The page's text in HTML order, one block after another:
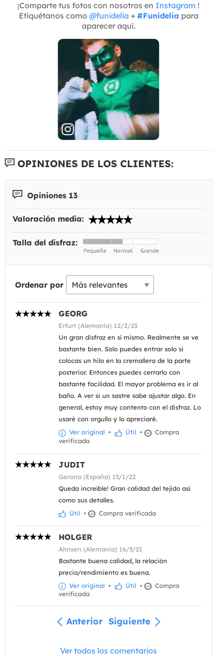
¡Comparte tus fotos con nosotros en Instagram !
Etiquétanos como @funidelia + #Funidelia para
aparecer aquí.
OPINIONES DE LOS CLIENTES:
Opiniones 13
Valoración media:
Talla del disfraz:
Ordenar por
GEORG
Erfurt (Alemania) 12/2/23
Un gran disfraz en sí mismo. Realmente se ve
bastante bien. Solo puedes entrar solo si
colocas un hilo en la cremallera de la parte
posterior. Entonces puedes cerrarlo con
bastante facilidad. El mayor problema es ir al
baño. A ver si un sastre sabe ajustar algo. En
general, estoy muy contento con el disfraz. Lo
usaré con orgullo y lo apreciaré.
Ver original • Útil •
Compra
verificada
JUDIT
Gerona (España) 15/1/22
Queda increíble! Gran calidad del tejido así
como sus detalles.
Útil • Compra verificada
HOLGER
Ahnsen (Alemania) 16/5/21
Bastante buena calidad, la relación
precio/rendimiento es buena.
Ver original • Útil •
Compra
verificada
Anterior Siguiente
Ver todos los comentarios